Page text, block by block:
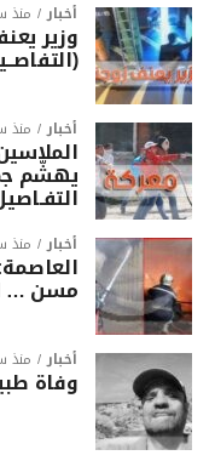
أخبار منذ
وزير
أخبار منذ
يهشّم
أخبار منذ
مسن …
أخبار منذ
وفاة